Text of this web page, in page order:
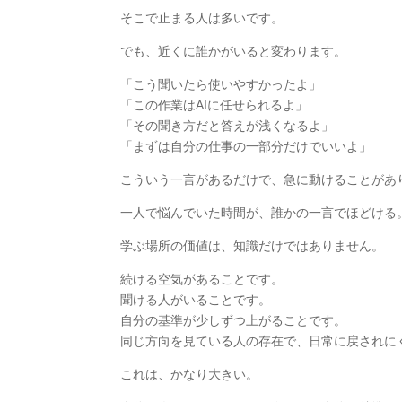
そこで止まる人は多いです。
でも、近くに誰かがいると変わります。
「こう聞いたら使いやすかったよ」
「この作業はAIに任せられるよ」
「その聞き方だと答えが浅くなるよ」
「まずは自分の仕事の一部分だけでいいよ」
こういう一言があるだけで、急に動けることがあ
一人で悩んでいた時間が、誰かの一言でほどける。
学ぶ場所の価値は、知識だけではありません。
続ける空気があることです。
聞ける人がいることです。
自分の基準が少しずつ上がることです。
同じ方向を見ている人の存在で、日常に戻されに
これは、かなり大きい。